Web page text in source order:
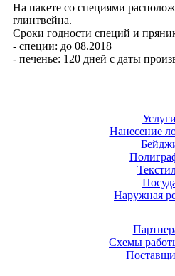
На пакете со специями
глинтвейна.
Сроки годности специй и
- специи: до 08.2018
- печенье: 120 дней с даты
Услуги
Нанесение
Наружная
Схемы